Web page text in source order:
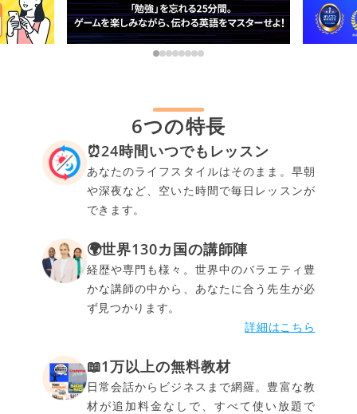
6つの特長
⏰24時間いつでもレッスン
あなたのライフスタイルはそのまま。早朝
や深夜など、空いた時間で毎日レッスンが
できます。
🌍世界130カ国の講師陣
経歴や専門も様々。世界中のバラエティ豊
かな講師の中から、あなたに合う先生が必
ず見つかります。
詳細はこちら
📖1万以上の無料教材
日常会話からビジネスまで網羅。豊富な教
材が追加料金なしで、すべて使い放題で